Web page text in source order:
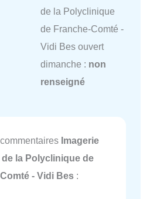
de la Polyclinique
de Franche-Comté -
Vidi Bes ouvert
dimanche : non
renseigné
Imagerie
de la Polyclinique de
- Vidi Bes :